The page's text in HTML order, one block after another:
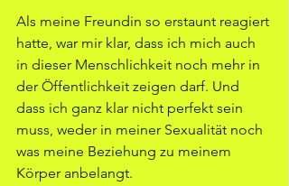
Als meine Freundin so erstaunt reagiert
hatte, war mir klar, dass ich mich auch
in dieser Menschlichkeit noch mehr in
der Öffentlichkeit zeigen darf. Und
dass ich ganz klar nicht perfekt sein
muss, weder in meiner Sexualität noch
was meine Beziehung zu meinem
Körper anbelangt.